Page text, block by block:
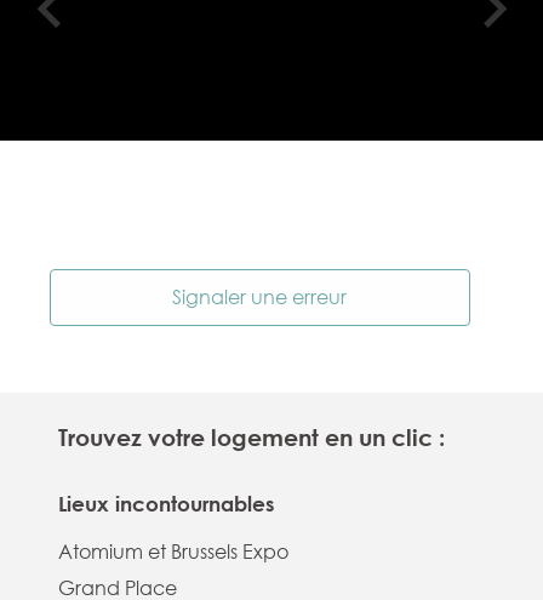
Signaler une erreur
Trouvez votre logement en un clic :
Lieux incontournables
Atomium et Brussels Expo
Grand Place